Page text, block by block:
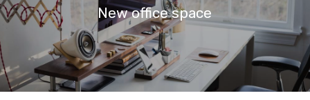
New office space